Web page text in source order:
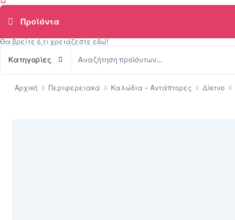
Θα βρείτε ό,τι χρειάζεστε εδώ!
Κατηγορίες
Αρχική Περιφερειακά Καλώδια - Αντάπτορες Δίκτυο